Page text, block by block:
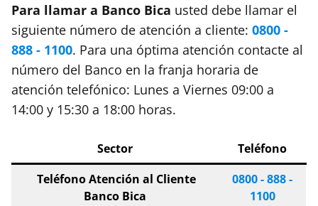
Para llamar a Banco Bica usted debe llamar el
siguiente número de atención a cliente: 0800 -
888 - 1100. Para una óptima atención contacte al
número del Banco en la franja horaria de
atención telefónico: Lunes a Viernes 09:00 a
14:00 y 15:30 a 18:00 horas.
Sector
Teléfono
Teléfono Atención al Cliente
Banco Bica
0800 - 888 -
1100